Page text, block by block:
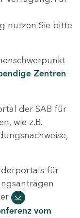
nutzen Sie bitte
Zentren
der SAB für
wie z.B.
für
vom